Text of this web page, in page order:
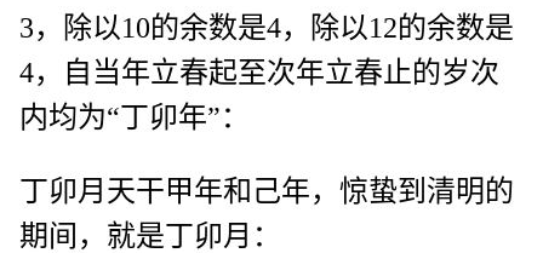
3，除以10的余数是4，除以12的余数是
4，自当年立春起至次年立春止的岁次
内均为“丁卯年”：
丁卯月天干甲年和己年，惊蛰到清明的
期间，就是丁卯月：